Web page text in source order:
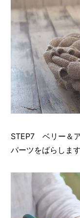
STEP7 ベリー＆
パーツをばらします